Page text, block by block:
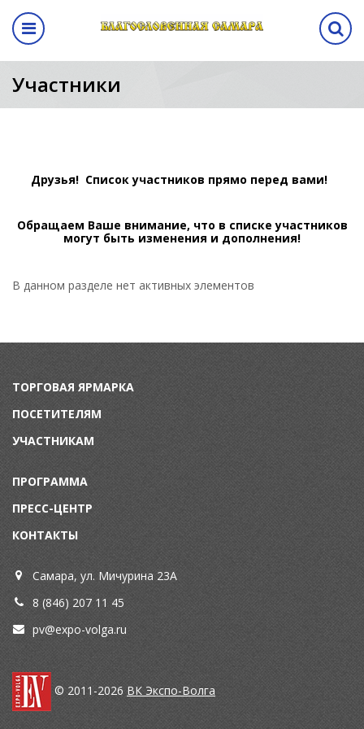
выставка
выставки
стенда
Назад
Программа
Программа выставки
Участники
Друзья! Список участников прямо перед вами!
Обращаем Ваше внимание, что в списке участников
могут быть изменения и дополнения!
В данном разделе нет активных элементов
ТОРГОВАЯ ЯРМАРКА
ПОСЕТИТЕЛЯМ
УЧАСТНИКАМ
ПРОГРАММА
ПРЕСС-ЦЕНТР
КОНТАКТЫ
Самара, ул. Мичурина 23А
8 (846) 207 11 45
pv@expo-volga.ru
© 2011-2026 ВК Экспо-Волга